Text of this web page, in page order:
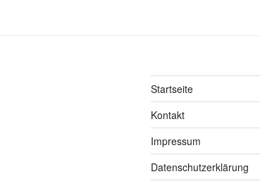
Startseite
Kontakt
Impressum
Datenschutzerklärung